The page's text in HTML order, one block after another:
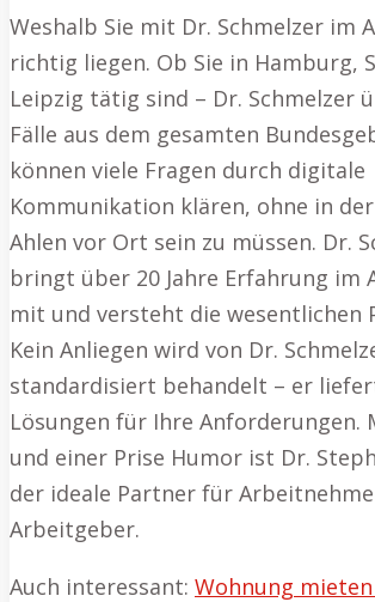
Weshalb Sie mit Dr. Schmelzer im
richtig liegen. Ob Sie in Hamburg,
Leipzig tätig sind – Dr. Schmelzer
Fälle aus dem gesamten
können viele Fragen durch digitale
Kommunikation klären, ohne in
Ahlen vor Ort sein zu müssen. Dr.
bringt über 20 Jahre Erfahrung im
mit und versteht die wesentlichen
Kein Anliegen wird von Dr.
standardisiert behandelt – er
Lösungen für Ihre Anforderungen.
und einer Prise Humor ist Dr.
der ideale Partner für
Arbeitgeber.
Auch interessant: Wohnung